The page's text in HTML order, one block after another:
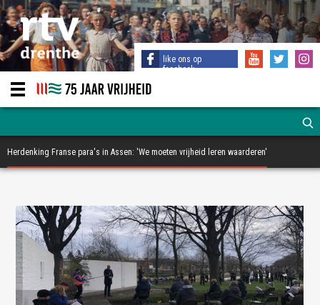
like ons op
facebook
Herdenking Franse para's in Assen: 'We moeten vrijheid leren waarderen'